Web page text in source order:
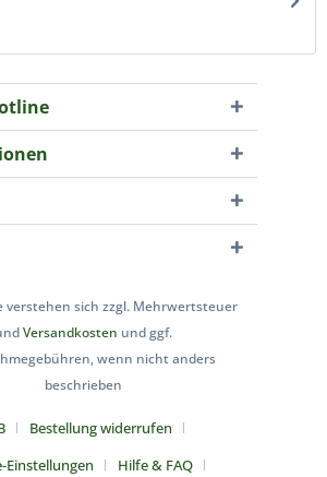
verstehen sich zzgl. Mehrwertsteuer
Versandkosten und ggf.
wenn nicht anders
beschrieben
Bestellung widerrufen
Einstellungen
Hilfe & FAQ